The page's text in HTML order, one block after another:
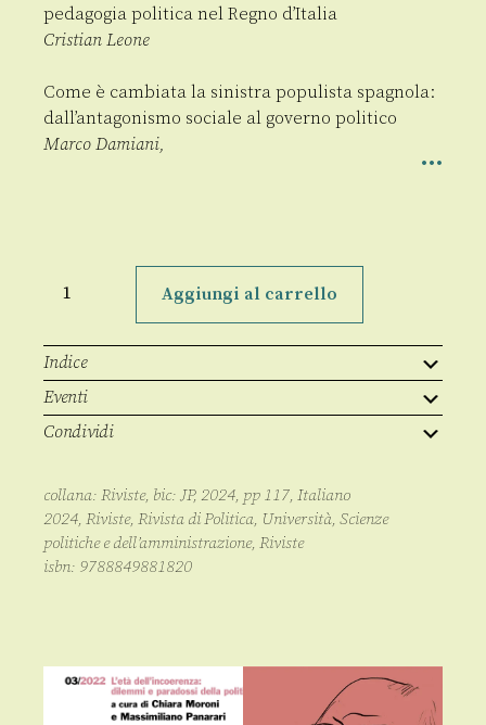
pedagogia politica nel Regno d’Italia
Cristian Leone
Come è cambiata la sinistra populista spagnola:
dall’antagonismo sociale al governo politico
Marco Damiani,
quantità
Aggiungi al carrello
Indice
Eventi
Condividi
collana: Riviste, bic: JP, 2024, pp 117, Italiano
2024, Riviste, Rivista di Politica, Università, Scienze
politiche e dell’amministrazione, Riviste
isbn: 9788849881820